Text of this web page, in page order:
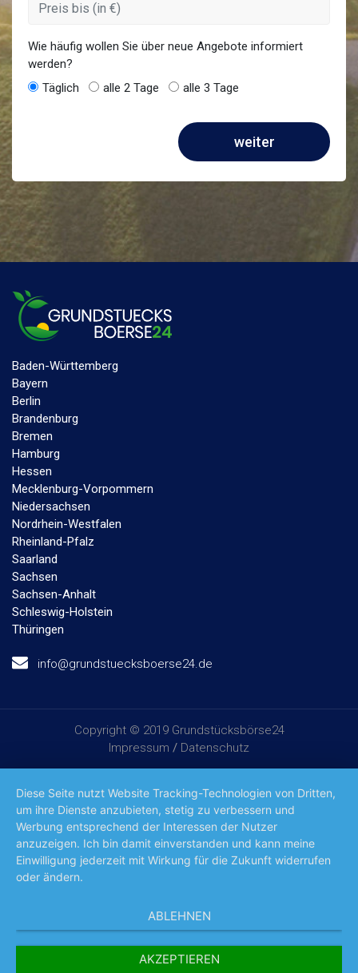
Wie häufig wollen Sie über neue Angebote informiert
werden?
Täglich
alle 2 Tage alle 3 Tage
weiter
Baden-Württemberg
Bayern
Berlin
Brandenburg
Bremen
Hamburg
Hessen
Mecklenburg-Vorpommern
Niedersachsen
Nordrhein-Westfalen
Rheinland-Pfalz
Saarland
Sachsen
Sachsen-Anhalt
Schleswig-Holstein
Thüringen
info@grundstuecksboerse24.de
Copyright © 2019 Grundstücksbörse24
Impressum / Datenschutz
Diese Seite nutzt Website Tracking-Technologien von Dritten,
um ihre Dienste anzubieten, stetig zu verbessern und
Werbung entsprechend der Interessen der Nutzer
anzuzeigen. Ich bin damit einverstanden und kann meine
Einwilligung jederzeit mit Wirkung für die Zukunft widerrufen
oder ändern.
ABLEHNEN
AKZEPTIEREN